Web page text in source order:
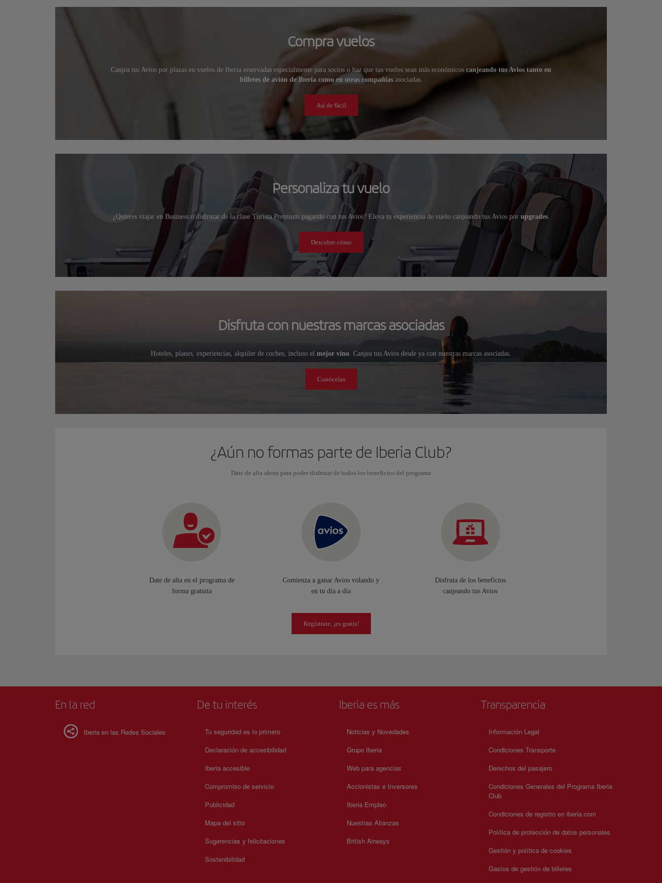
Compra vuelos
Canjea tus Avios por plazas en vuelos de Iberia reservadas especialmente para socios o haz que tus vuelos sean más económicos canjeando tus Avios tanto en
billetes de avión de Iberia como en otras compañíasasociadas.
Así de fácil
Personaliza tu vuelo
¿Quieres viajar en Business o disfrutar de la clase Turista Premium pagando con tus Avios? Eleva tu experiencia de vuelo canjeando tus Avios por upgrades.
Descubre cómo
Disfruta con nuestras marcas asociadas
Hoteles, planes, experiencias, alquiler de coches, incluso el mejor vino. Canjea tus Avios desde ya con nuestras marcas asociadas.
Conócelas
¿Aún no formas parte de Iberia Club?
Date de alta ahora para poder disfrutar de todos los beneficios del programa
Date de alta en el programa de
forma gratuita
Comienza a ganar Avios volando y
en tu día a día
Disfruta de los beneficios
canjeando tus Avios
Regístrate, ¡es gratis!
En la red
Iberia en las Redes Sociales
De tu interés
Tu seguridad es lo primero
Declaración de accesibilidad
Iberia accesible
Compromiso de servicio
Publicidad
Mapa del sitio
Sugerencias y felicitaciones
Sostenibilidad
Iberia es más
Noticias y Novedades
Grupo Iberia
Web para agencias
Accionistas e Inversores
Iberia Empleo
Nuestras Alianzas
British Airways
Transparencia
Información Legal
Condiciones Transporte
Derechos del pasajero
Condiciones Generales del Programa Iberia
Club
Condiciones de registro en iberia.com
Política de protección de datos personales
Gestión y política de cookies
Gastos de gestión de billetes